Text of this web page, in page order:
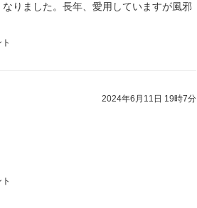
りました。長年、愛用していますが風邪
2024年6月11日 19時7分